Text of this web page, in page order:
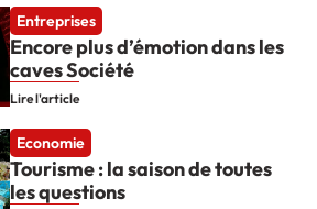
Entreprises
Encore plus d’émotion dans les
caves Société
Lire l'article
Economie
Tourisme : la saison de toutes
les questions